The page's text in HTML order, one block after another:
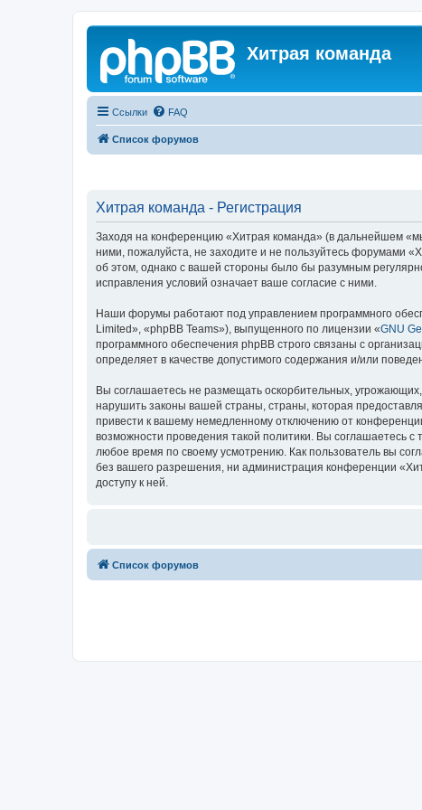
Хитрая команда
Ссылки FAQ
Список форумов
Хитрая команда - Регистрация
Заходя на конференцию «Хитрая команда» (в дальнейшем
ними, пожалуйста, не заходите и не пользуйтесь форумами
об этом, однако с вашей стороны было бы разумным
исправления условий означает ваше согласие с ними.
Наши форумы работают под управлением программного
Limited», «phpBB Teams»), выпущенного по лицензии «GNU
программного обеспечения phpBB строго связаны с
определяет в качестве допустимого содержания и/или
Вы соглашаетесь не размещать оскорбительных,
нарушить законы вашей страны, страны, которая
привести к вашему немедленному отключению от
возможности проведения такой политики. Вы соглашаетесь
любое время по своему усмотрению. Как пользователь вы
без вашего разрешения, ни администрация конференции
доступу к ней.
Список форумов